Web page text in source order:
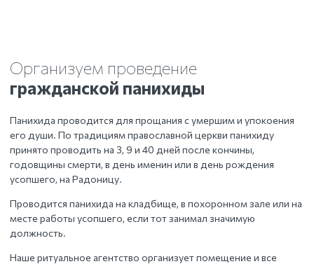
Организуем проведение
гражданской панихиды
Панихида проводится для прощания с умершим и упокоения
его души. По традициям православной церкви панихиду
принято проводить на 3, 9 и 40 дней после кончины,
годовщины смерти, в день именин или в день рождения
усопшего, на Радоницу.
Проводится панихида на кладбище, в похоронном зале или на
месте работы усопшего, если тот занимал значимую
должность.
Наше ритуальное агентство организует помещение и все